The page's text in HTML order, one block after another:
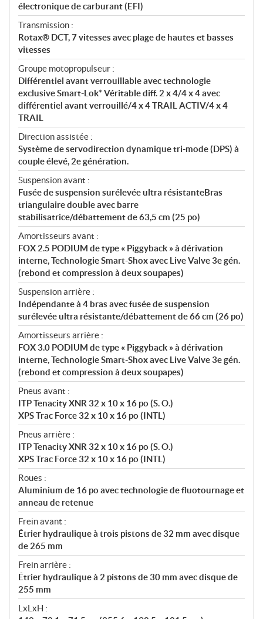
électronique de carburant (EFI)
Transmission :
Rotax® DCT, 7 vitesses avec plage de hautes et basses
vitesses
Groupe motopropulseur :
Différentiel avant verrouillable avec technologie
exclusive Smart-Lok* Véritable diff. 2 x 4/4 x 4 avec
différentiel avant verrouillé/4 x 4 TRAIL ACTIV/4 x 4
TRAIL
Direction assistée :
Système de servodirection dynamique tri-mode (DPS) à
couple élevé, 2e génération.
Suspension avant :
Fusée de suspension surélevée ultra résistanteBras
triangulaire double avec barre
stabilisatrice/débattement de 63,5 cm (25 po)
Amortisseurs avant :
FOX 2.5 PODIUM de type « Piggyback » à dérivation
interne, Technologie Smart-Shox avec Live Valve 3e gén.
(rebond et compression à deux soupapes)
Suspension arrière :
Indépendante à 4 bras avec fusée de suspension
surélevée ultra résistante/débattement de 66 cm (26 po)
Amortisseurs arrière :
FOX 3.0 PODIUM de type « Piggyback » à dérivation
interne, Technologie Smart-Shox avec Live Valve 3e gén.
(rebond et compression à deux soupapes)
Pneus avant :
ITP Tenacity XNR 32 x 10 x 16 po (S. O.)
XPS Trac Force 32 x 10 x 16 po (INTL)
Pneus arrière :
ITP Tenacity XNR 32 x 10 x 16 po (S. O.)
XPS Trac Force 32 x 10 x 16 po (INTL)
Roues :
Aluminium de 16 po avec technologie de fluotournage et
anneau de retenue
Frein avant :
Étrier hydraulique à trois pistons de 32 mm avec disque
de 265 mm
Frein arrière :
Étrier hydraulique à 2 pistons de 30 mm avec disque de
255 mm
LxLxH :